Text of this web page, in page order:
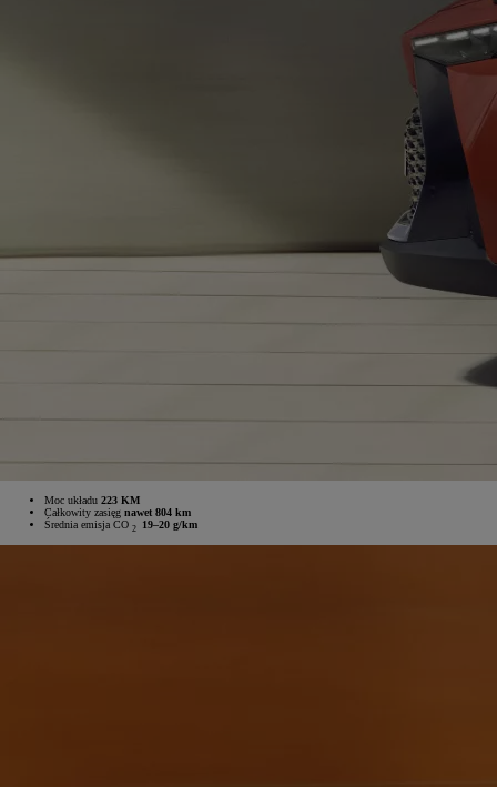
Moc układu 223 KM
Całkowity zasięg nawet 804 km
Średnia emisja CO 2 19–20 g/km